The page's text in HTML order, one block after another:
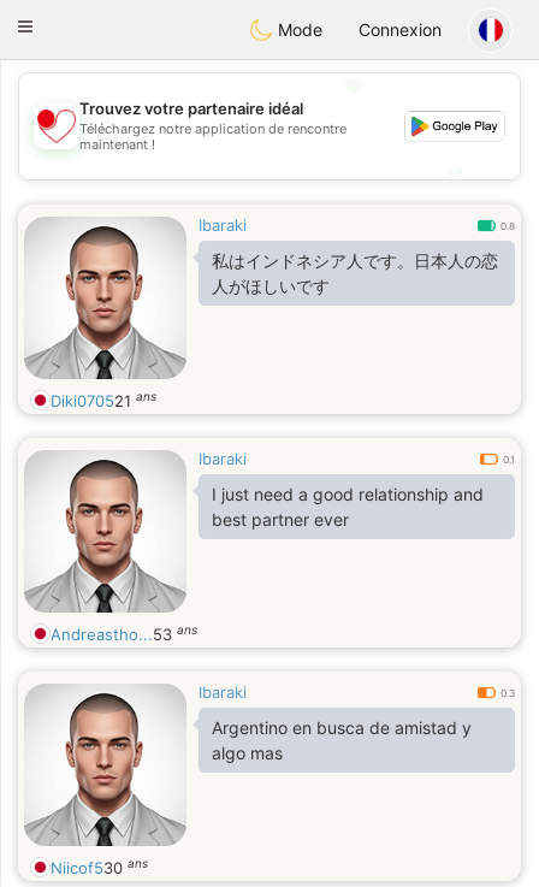
日本Chat
Toggle
Mode Connexion
💖
💕
Trouvez votre partenaire idéal
Téléchargez notre application de rencontre
maintenant !
Ibaraki 0.8
私はインドネシア人です。日本人の恋
人がほしいです
Diki070521 ans
Ibaraki 0.1
I just need a good relationship and
best partner ever
Andreastho...53 ans
Ibaraki 0.3
Argentino en busca de amistad y
algo mas
Niicof530 ans